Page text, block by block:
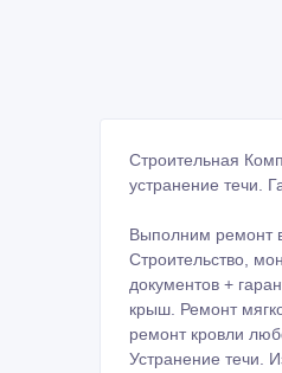
Строительная
устранение течи.
Выполним ремонт
Строительство,
документов +
крыш. Ремонт
ремонт кровли
Устранение течи.